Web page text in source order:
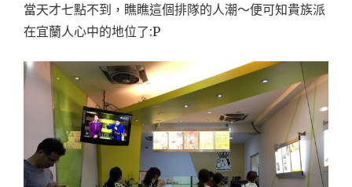
當天才七點不到，瞧瞧這個排隊的人潮～便可知貴族派
在宜蘭人心中的地位了:P